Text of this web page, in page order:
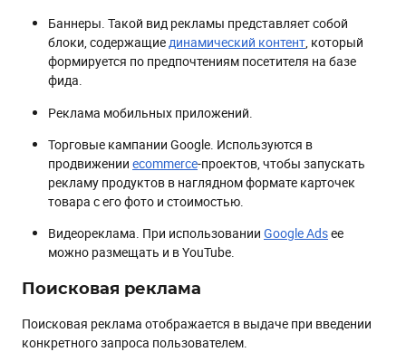
Баннеры. Такой вид рекламы представляет собой
блоки, содержащиединамический контент, который
формируется по предпочтениям посетителя на базе
фида.
Реклама мобильных приложений.
Торговые кампании Google. Используются в
продвижении ecommerce-проектов, чтобы запускать
рекламу продуктов в наглядном формате карточек
товара с его фото и стоимостью.
Видеореклама. При использовании Google Adsее
можно размещать и в YouTube.
Поисковая реклама
Поисковая реклама отображается в выдаче при введении
конкретного запроса пользователем.